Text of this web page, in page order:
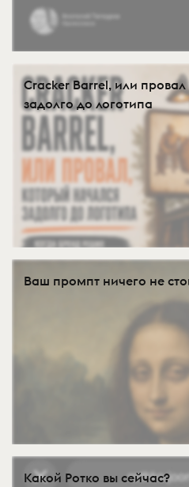
Cracker Barrel, или
задолго до логотипа
Ваш промпт ничего не
Какой Ротко вы сейчас?